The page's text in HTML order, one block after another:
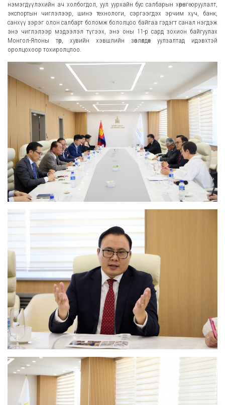
нэмэгдүүлэхийн ач холбогдол, уул уурхайн бус салбарын хөрөнгө оруулалт,
экспортын чиглэлээр, шинэ технологи, сэргээгдэх эрчим хүч, банк,
санхүү зэрэг олон салбарт боломж бололцоо байгаа гэдэгт санал нэгдэж
энэ чиглэлээр мэдээлэл түгээх, энэ оны 11-р сард зохион байгуулах
Монгол-Японы төр, хувийн хэвшлийн зөвлөлдөх уулзалтад идэвхтэй
оролцохоор тохиролцлоо.